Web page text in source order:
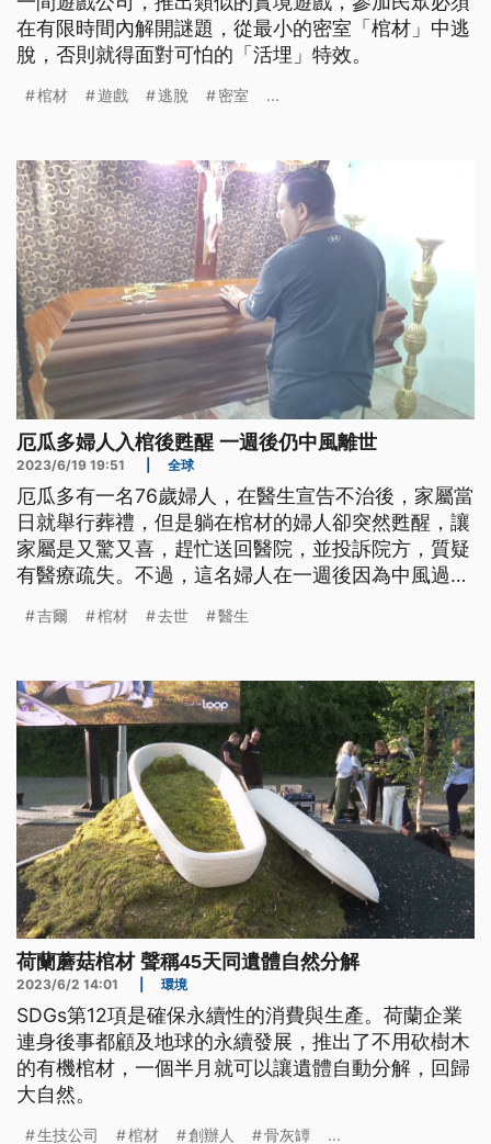
在有限時間內解開謎題，從最小的密室「棺材」中逃
脫，否則就得面對可怕的「活埋」特效。
棺材 遊戲 逃脫 密室 ...
厄瓜多婦人入棺後甦醒 一週後仍中風離世
2023/6/19 19:51 全球
厄瓜多有一名76歲婦人，在醫生宣告不治後，家屬當
日就舉行葬禮，但是躺在棺材的婦人卻突然甦醒，讓
家屬是又驚又喜，趕忙送回醫院，並投訴院方，質疑
有醫療疏失。不過，這名婦人在一週後因為中風過
吉爾 棺材 去世 醫生
荷蘭蘑菇棺材 聲稱45天同遺體自然分解
2023/6/2 14:01 環境
SDGs第12項是確保永續性的消費與生產。荷蘭企業
連身後事都顧及地球的永續發展，推出了不用砍樹木
的有機棺材，一個半月就可以讓遺體自動分解，回歸
大自然。
生技公司 棺材 創辦人 骨灰罈 ...